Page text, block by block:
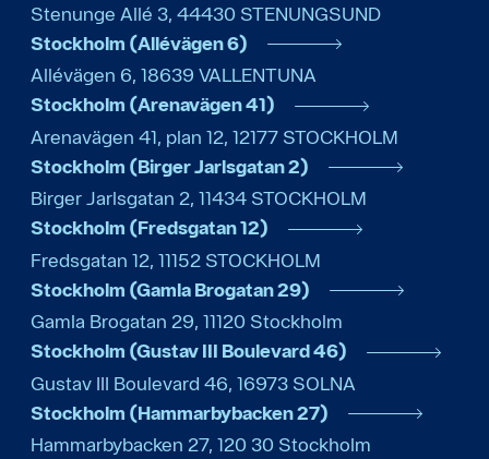
Stenunge Allé 3, 44430 STENUNGSUND
Stockholm (Allévägen 6)
Allévägen 6, 18639 VALLENTUNA
Stockholm (Arenavägen 41)
Arenavägen 41, plan 12, 12177 STOCKHOLM
Stockholm (Birger Jarlsgatan 2)
Birger Jarlsgatan 2, 11434 STOCKHOLM
Stockholm (Fredsgatan 12)
Fredsgatan 12, 11152 STOCKHOLM
Stockholm (Gamla Brogatan 29)
Gamla Brogatan 29, 11120 Stockholm
Stockholm (Gustav III Boulevard 46)
Gustav III Boulevard 46, 16973 SOLNA
Stockholm (Hammarbybacken 27)
Hammarbybacken 27, 120 30 Stockholm